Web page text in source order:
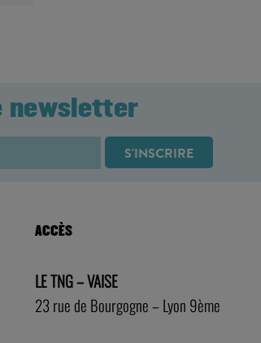
newsletter
ACCÈS
LE TNG – VAISE
23 rue de Bourgogne – Lyon 9ème